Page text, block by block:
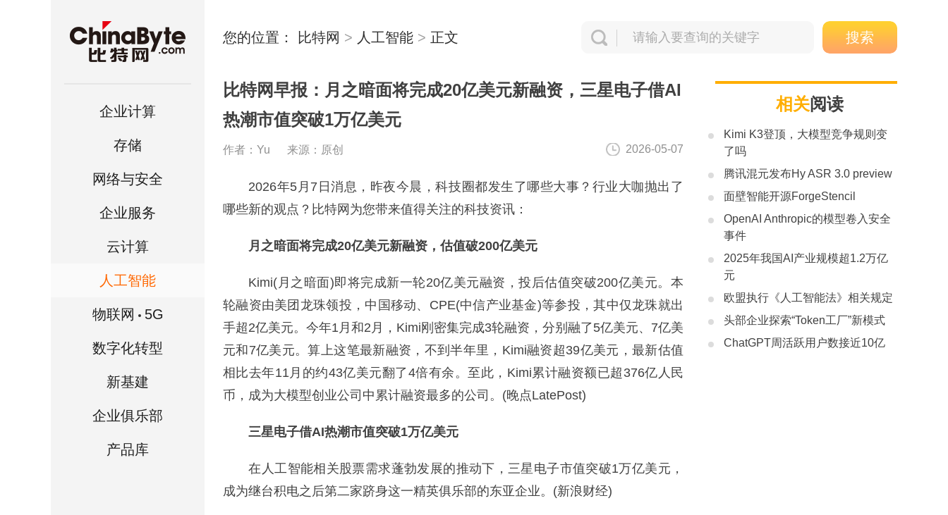
企业计算
存储
网络与安全
企业服务
云计算
人工智能
物联网 5G
数字化转型
新基建
企业俱乐部
产品库
您的位置： 比特网 > 人工智能 > 正文
比特网早报：月之暗面将完成20亿美元新融资，三星电子借AI
热潮市值突破1万亿美元
作者：Yu 来源：原创 2026-05-07
2026年5月7日消息，昨夜今晨，科技圈都发生了哪些大事？行业大咖抛出了
哪些新的观点？比特网为您带来值得关注的科技资讯：
月之暗面将完成20亿美元新融资，估值破200亿美元
Kimi(月之暗面)即将完成新一轮20亿美元融资，投后估值突破200亿美元。本
轮融资由美团龙珠领投，中国移动、CPE(中信产业基金)等参投，其中仅龙珠就出
手超2亿美元。今年1月和2月，Kimi刚密集完成3轮融资，分别融了5亿美元、7亿美
元和7亿美元。算上这笔最新融资，不到半年里，Kimi融资超39亿美元，最新估值
相比去年11月的约43亿美元翻了4倍有余。至此，Kimi累计融资额已超376亿人民
币，成为大模型创业公司中累计融资最多的公司。(晚点LatePost)
三星电子借AI热潮市值突破1万亿美元
在人工智能相关股票需求蓬勃发展的推动下，三星电子市值突破1万亿美元，
成为继台积电之后第二家跻身这一精英俱乐部的东亚企业。(新浪财经)
相关阅读
Kimi K3登顶，大模型竞争规则变
了吗
腾讯混元发布Hy ASR 3.0 preview
面壁智能开源ForgeStencil
OpenAI Anthropic的模型卷入安全
事件
2025年我国AI产业规模超1.2万亿
元
欧盟执行《人工智能法》相关规定
头部企业探索“Token工厂”新模式
ChatGPT周活跃用户数接近10亿